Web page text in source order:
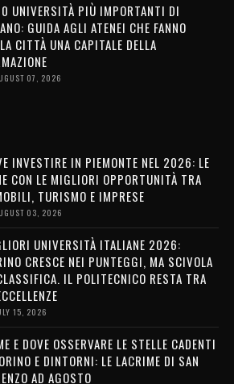
UNIVERSITÀ PIÙ IMPORTANTI DI
GUIDA AGLI ATENEI CHE FANNO
CITTÀ UNA CAPITALE DELLA
07, 2026
INVESTIRE IN PIEMONTE NEL 2026: LE
CON LE MIGLIORI OPPORTUNITÀ TRA
TURISMO E IMPRESE
03, 2026
UNIVERSITÀ ITALIANE 2026:
CRESCE NEI PUNTEGGI, MA SCIVOLA
IL POLITECNICO RESTA TRA
15, 2026
E DOVE OSSERVARE LE STELLE CADENTI
E DINTORNI: LE LACRIME DI SAN
AD AGOSTO